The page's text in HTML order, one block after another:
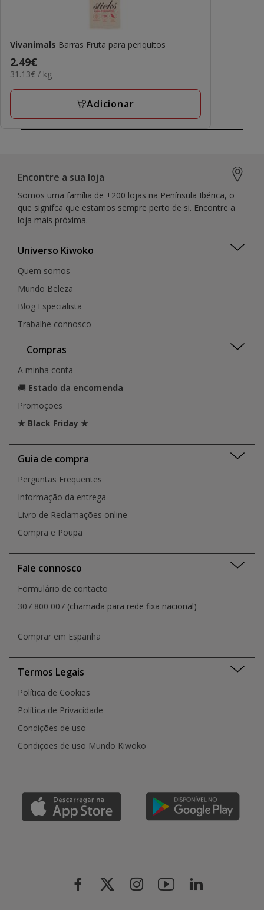
Vivanimals Barras Fruta para periquitos
Preço
2.49€
2.49€
31.13€
KG
31.13€ / kg
Adicionar
Encontre a sua loja
Somos uma família de +200 lojas na Península Ibérica, o
que signifca que estamos sempre perto de si. Encontre a
loja mais próxima.
Universo Kiwoko
Quem somos
Mundo Beleza
Blog Especialista
Trabalhe connosco
Compras
A minha conta
🚚 Estado da encomenda
Promoções
★ Black Friday ★
Guia de compra
Perguntas Frequentes
Informação da entrega
Livro de Reclamações online
Compra e Poupa
Fale connosco
Formulário de contacto
307 800 007 (chamada para rede fixa nacional)
Comprar em Espanha
Termos Legais
Política de Cookies
Política de Privacidade
Condições de uso
Condições de uso Mundo Kiwoko